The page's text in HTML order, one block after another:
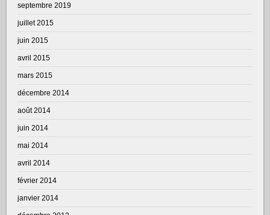
septembre 2019
juillet 2015
juin 2015
avril 2015
mars 2015
décembre 2014
août 2014
juin 2014
mai 2014
avril 2014
février 2014
janvier 2014